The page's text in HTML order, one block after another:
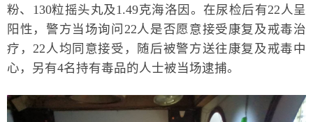
粉、130粒摇头丸及1.49克海洛因。在尿检后有22人呈
阳性，警方当场询问22人是否愿意接受康复及戒毒治
疗，22人均同意接受，随后被警方送往康复及戒毒中
心，另有4名持有毒品的人士被当场逮捕。